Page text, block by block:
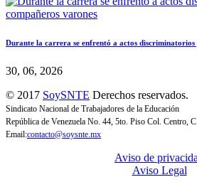
Durante la carrera se enfrentó a actos discriminatorios
30, 06, 2026
© 2017 SoySNTE Derechos reservados.
Sindicato Nacional de Trabajadores de la Educación
República de Venezuela No. 44, 5to. Piso Col. Centro,
Email:contacto@soysnte.mx
Aviso de
Aviso Legal